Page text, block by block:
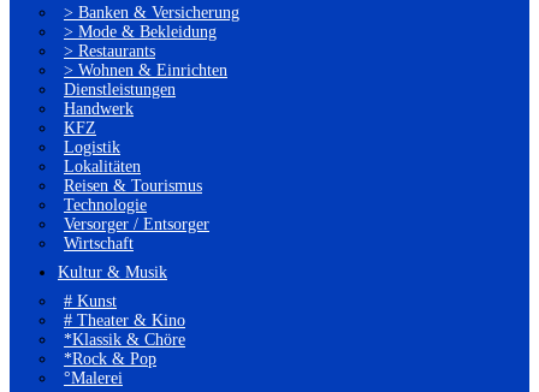
> Banken & Versicherung
> Mode & Bekleidung
> Restaurants
> Wohnen & Einrichten
Dienstleistungen
Handwerk
KFZ
Logistik
Lokalitäten
Reisen & Tourismus
Technologie
Versorger / Entsorger
Wirtschaft
Kultur & Musik
# Kunst
# Theater & Kino
*Klassik & Chöre
*Rock & Pop
°Malerei